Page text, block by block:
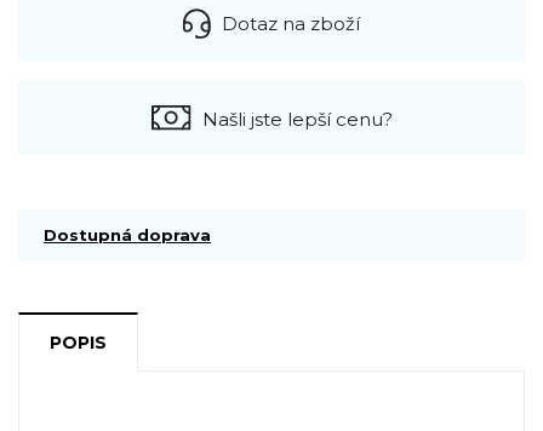
Dotaz na zboží
Našli jste lepší cenu?
Dostupná doprava
POPIS